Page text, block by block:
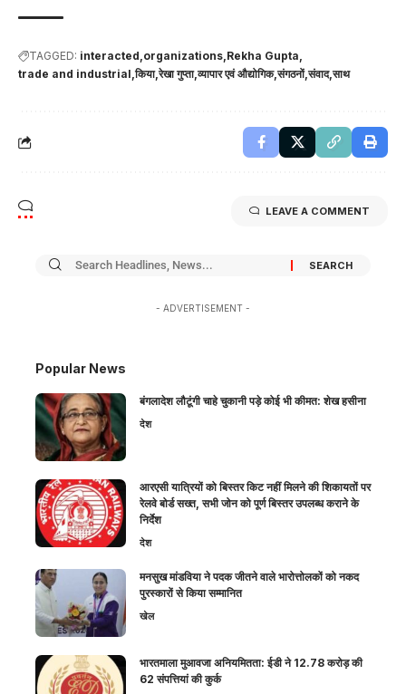
TAGGED: interacted organizations Rekha Gupta
trade and industrial किया रेखा गुप्ता व्यापार एवं औद्योगिक संगठनों संवाद साथ
LEAVE A COMMENT
- ADVERTISEMENT -
Popular News
बंगलादेश लौटूंगी चाहे चुकानी पड़े कोई भी कीमत: शेख हसीना
देश
आरएसी यात्रियों को बिस्तर किट नहीं मिलने की शिकायतों पर
रेलवे बोर्ड सख्त, सभी जोन को पूर्ण बिस्तर उपलब्ध कराने के
निर्देश
देश
मनसुख मांडविया ने पदक जीतने वाले भारोत्तोलकों को नकद
पुरस्कारों से किया सम्मानित
खेल
भारतमाला मुआवजा अनियमितता: ईडी ने 12.78 करोड़ की
62 संपत्तियां की कुर्क